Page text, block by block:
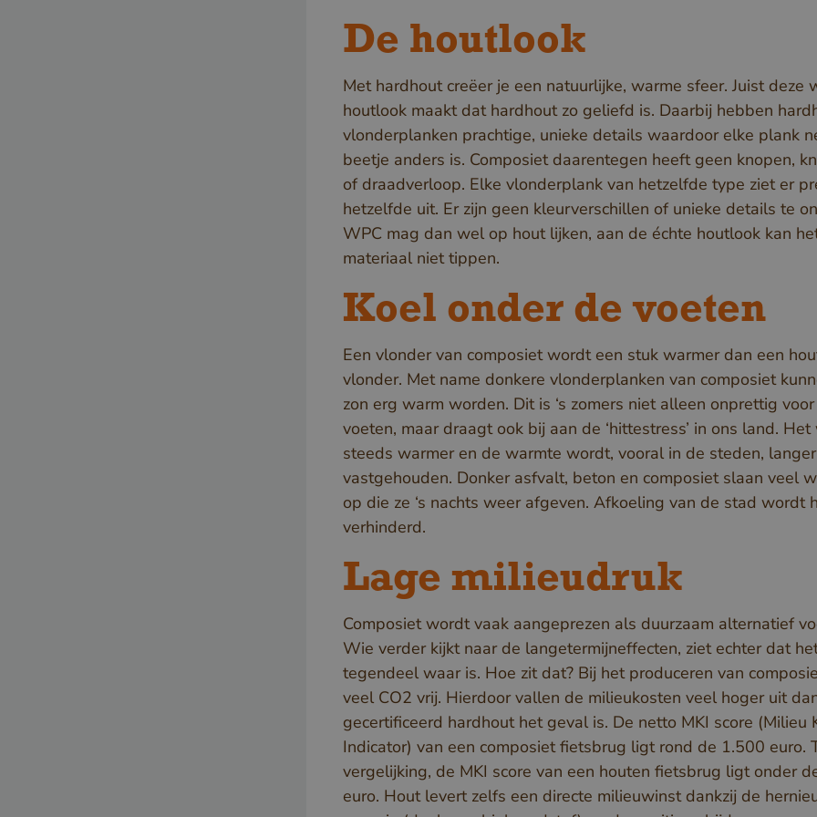
De houtlook
Met hardhout creëer je een natuurlijke, warme sfeer. Juist deze
houtlook maakt dat hardhout zo geliefd is. Daarbij hebben
vlonderplanken prachtige, unieke details waardoor elke plank
beetje anders is. Composiet daarentegen heeft geen knopen,
of draadverloop. Elke vlonderplank van hetzelfde type ziet er
hetzelfde uit. Er zijn geen kleurverschillen of unieke details te
WPC mag dan wel op hout lijken, aan de échte houtlook kan
materiaal niet tippen.
Koel onder de voeten
Een vlonder van composiet wordt een stuk warmer dan een
vlonder. Met name donkere vlonderplanken van composiet
zon erg warm worden. Dit is ‘s zomers niet alleen onprettig
voeten, maar draagt ook bij aan de ‘hittestress’ in ons land.
steeds warmer en de warmte wordt, vooral in de steden, langer
vastgehouden. Donker asfvalt, beton en composiet slaan veel
op die ze ‘s nachts weer afgeven. Afkoeling van de stad wordt
verhinderd.
Lage milieudruk
Composiet wordt vaak aangeprezen als duurzaam alternatief
Wie verder kijkt naar de langetermijneffecten, ziet echter dat
tegendeel waar is. Hoe zit dat? Bij het produceren van
veel CO2 vrij. Hierdoor vallen de milieukosten veel hoger uit
gecertificeerd hardhout het geval is. De netto MKI score (Milieu
Indicator) van een composiet fietsbrug ligt rond de 1.500 euro.
vergelijking, de MKI score van een houten fietsbrug ligt onder
euro. Hout levert zelfs een directe milieuwinst dankzij de
maken over
van hun
_GRECAPTCHA
Google LLC
5 maanden 3
Google
plaatst een
cookie
wanneer
uitgevoerd
www.cavotec.com
www.vandenberghardhout.com
Dit cookie
om cross-site
vervalsing
aanvallen te
ervoor te
alleen de
gebruiker
website kan
_sweetSessionId
VISITOR_PRIVACY_METADATA
YouTube
.youtube.com
5 maanden 4
weken
toestemming
gebruiker en
interactie met
slaan. Het
gegevens
toestemming
bezoeker met
tot
Google Privacy Policy